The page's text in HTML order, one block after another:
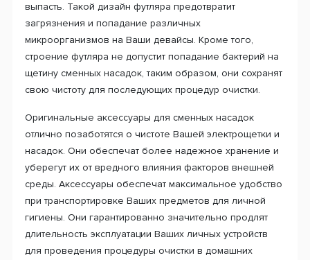
выпасть. Такой дизайн футляра предотвратит
загрязнения и попадание различных
микроорганизмов на Ваши девайсы. Кроме того,
строение футляра не допустит попадание бактерий на
щетину сменных насадок, таким образом, они сохранят
свою чистоту для последующих процедур очистки.
Оригинальные аксессуары для сменных насадок
отлично позаботятся о чистоте Вашей электрощетки и
насадок. Они обеспечат более надежное хранение и
уберегут их от вредного влияния факторов внешней
среды. Аксессуары обеспечат максимальное удобство
при транспортировке Ваших предметов для личной
гигиены. Они гарантированно значительно продлят
длительность эксплуатации Ваших личных устройств
для проведения процедуры очистки в домашних